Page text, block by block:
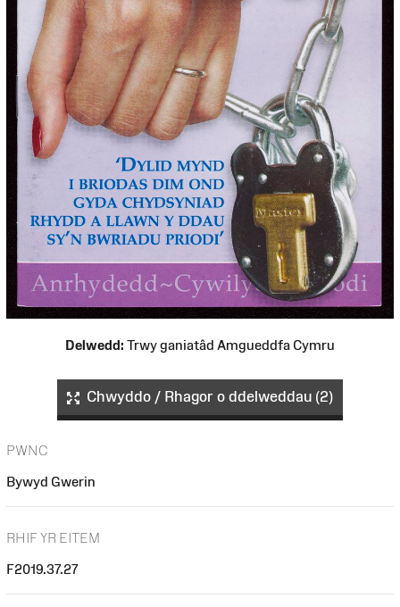
Delwedd: Trwy ganiatâd Amgueddfa Cymru
Chwyddo / Rhagor o ddelweddau (2)
PWNC
Bywyd Gwerin
RHIF YR EITEM
F2019.37.27